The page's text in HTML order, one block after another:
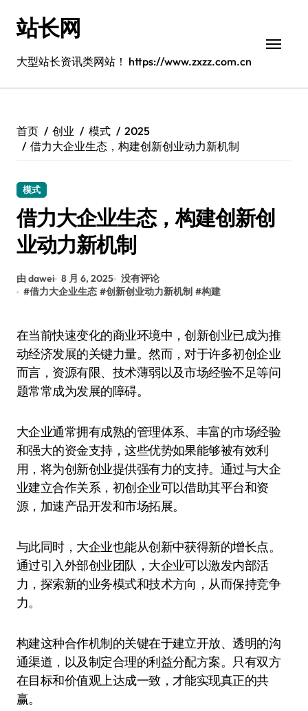
站长网
大型站长资讯类网站！ https://www.zxzz.com.cn
首页 创业 模式
2025
借力大企业生态，构建创新创业动力新机制
模式
借力大企业生态，构建创新创
业动力新机制
由 dawei 8 月 6, 2025 没有评论
#借力大企业生态 #创新创业动力新机制 #构建
在当前快速变化的商业环境中，创新创业已成为推
动经济发展的关键力量。然而，对于许多初创企业
而言，资源有限、技术薄弱以及市场经验不足等问
题常常成为发展的障碍。
大企业通常拥有成熟的管理体系、丰富的市场经验
和强大的资金支持，这些优势如果能够被有效利
用，将为创新创业提供强有力的支持。通过与大企
业建立合作关系，初创企业可以借助其平台和资
源，加速产品开发和市场拓展。
与此同时，大企业也能从创新中获得新的增长点。
通过引入外部创业团队，大企业可以激发内部活
力，探索新的业务模式和技术方向，从而保持竞争
力。
构建这种合作机制的关键在于建立开放、透明的沟
通渠道，以及制定合理的利益分配方案。只有双方
在目标和价值观上达成一致，才能实现真正的共
赢。